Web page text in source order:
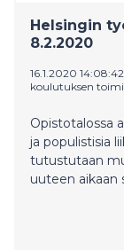
Helsingin
8.2.2020
16.1.2020
koulutuksen
Opistotalossa
ja populistisia
tutustutaan
uuteen aikaan